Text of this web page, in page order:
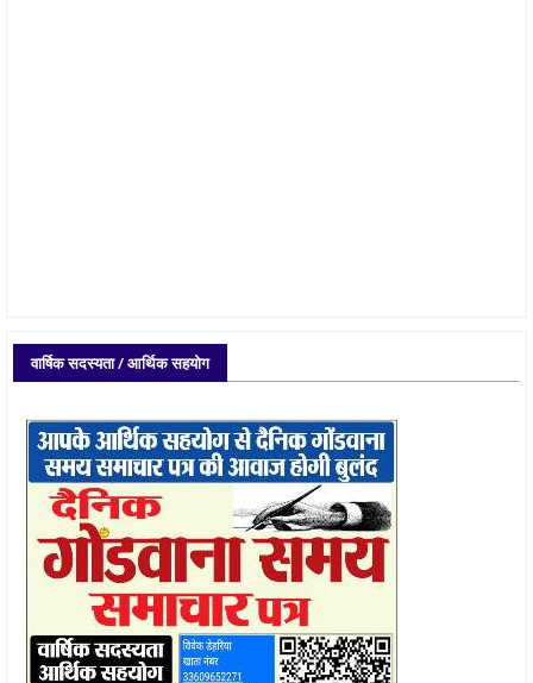
वार्षिक सदस्यता / आर्थिक सहयोग